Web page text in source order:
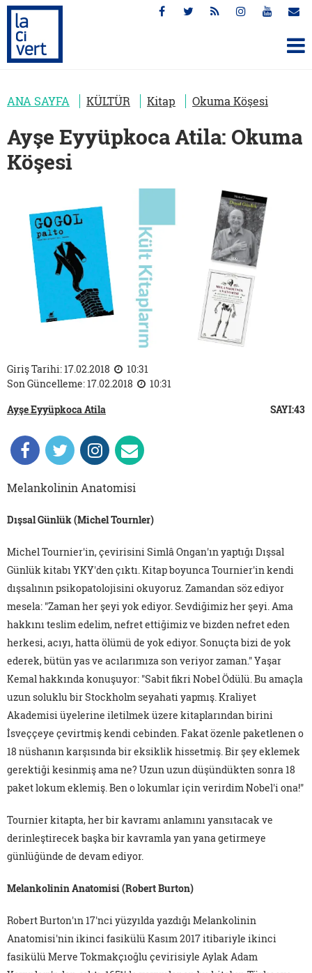
ANA SAYFA KÜLTÜR Kitap Okuma Köşesi
Ayşe Eyyüpkoca Atila: Okuma
Köşesi
Giriş Tarihi: 17.02.2018
10:31
Son Güncelleme: 17.02.2018
10:31
Ayşe Eyyüpkoca Atila
SAYI:43
Melankolinin Anatomisi
Dışsal Günlük (Michel Tournler)
Michel Tournier'in, çevirisini Simlâ Ongan'ın yaptığı Dışsal
Günlük kitabı YKY'den çıktı. Kitap boyunca Tournier'in kendi
dışsalının psikopatolojisini okuyoruz. Zamandan söz ediyor
mesela: "Zaman her şeyi yok ediyor. Sevdiğimiz her şeyi. Ama
hakkını teslim edelim, nefret ettiğimiz ve bizden nefret eden
herkesi, acıyı, hatta ölümü de yok ediyor. Sonuçta bizi de yok
ederek, bütün yas ve acılarımıza son veriyor zaman." Yaşar
Kemal hakkında konuşuyor: "Sabit fikri Nobel Ödülü. Bu amaçla
uzun soluklu bir Stockholm seyahati yapmış. Kraliyet
Akademisi üyelerine iletilmek üzere kitaplarından birini
İsveççeye çevirtmiş kendi cebinden. Fakat özenle paketlenen o
18 nüshanın karşısında bir eksiklik hissetmiş. Bir şey eklemek
gerektiği kesinmiş ama ne? Uzun uzun düşündükten sonra 18
paket lokum eklemiş. Ben o lokumlar için verirdim Nobel'i ona!"
Tournier kitapta, her bir kavramı anlamını yansıtacak ve
derinleştirecek başka bir kavramla yan yana getirmeye
günlüğünde de devam ediyor.
Melankolinin Anatomisi (Robert Burton)
Robert Burton'ın 17'nci yüzyılda yazdığı Melankolinin
Anatomisi'nin ikinci fasikülü Kasım 2017 itibariyle ikinci
fasikülü Merve Tokmakçıoğlu çevirisiyle Aylak Adam